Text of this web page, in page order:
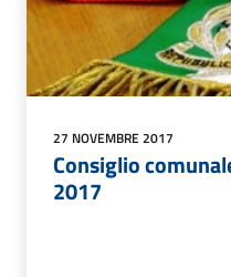
27 NOVEMBRE 2017
Consiglio
2017